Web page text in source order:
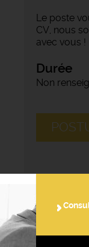
Le poste
CV, nous
avec vous !
Durée
Non